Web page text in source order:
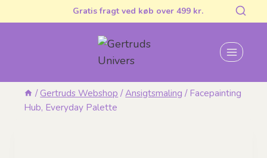
til
Gratis fragt ved køb over 499 kr.
/ Gertruds Webshop / Ansigtsmaling / Facepainting
Hub, Everyday Palette